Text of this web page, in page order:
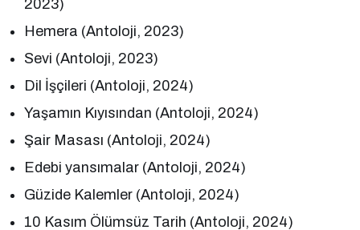
2023)
Hemera (Antoloji, 2023)
Sevi (Antoloji, 2023)
Dil İşçileri (Antoloji, 2024)
Yaşamın Kıyısından (Antoloji, 2024)
Şair Masası (Antoloji, 2024)
Edebi yansımalar (Antoloji, 2024)
Güzide Kalemler (Antoloji, 2024)
10 Kasım Ölümsüz Tarih (Antoloji, 2024)